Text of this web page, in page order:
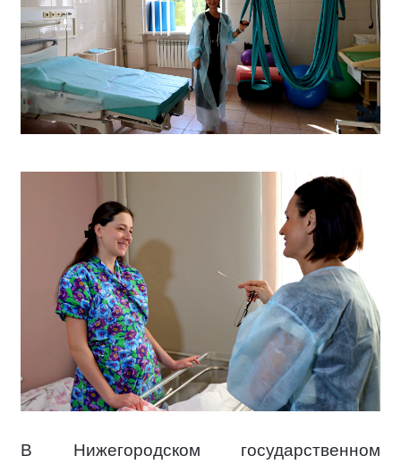
В Нижегородском государственном